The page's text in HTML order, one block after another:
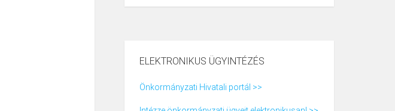
ELEKTRONIKUS ÜGYINTÉZÉS
Önkormányzati Hivatali portál >>